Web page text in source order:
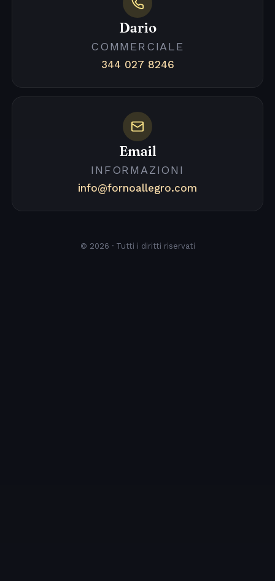
Dario
COMMERCIALE
344 027 8246
Email
INFORMAZIONI
info@fornoallegro.com
© 2026 · Tutti i diritti riservati